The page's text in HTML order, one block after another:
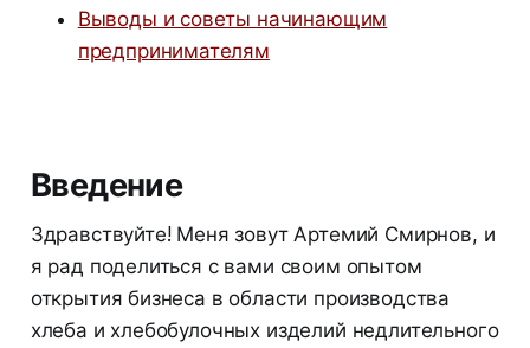
Выводы и советы начинающим
предпринимателям
Введение
Здравствуйте! Меня зовут Артемий Смирнов, и
я рад поделиться с вами своим опытом
открытия бизнеса в области производства
хлеба и хлебобулочных изделий недлительного